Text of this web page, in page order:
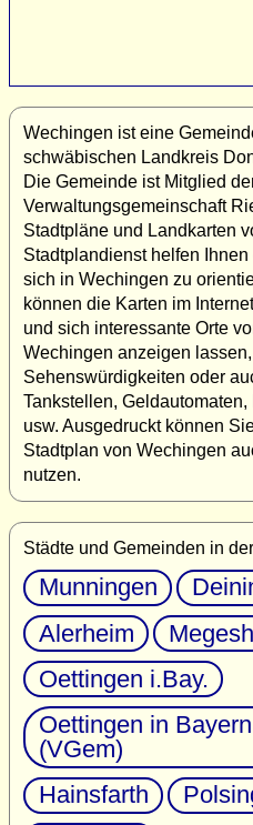
Wechingen ist eine
schwäbischen Landkreis
Die Gemeinde ist Mitglied
Verwaltungsgemeinschaft
Stadtpläne und Landkarten
Stadtplandienst helfen Ihnen
sich in Wechingen zu
können die Karten im
und sich interessante Orte
Wechingen anzeigen
Sehenswürdigkeiten oder
Tankstellen, Geldautomaten,
usw. Ausgedruckt können
Stadtplan von Wechingen
nutzen.
Städte und Gemeinden in
Munningen
Alerheim
Oettingen i.Bay.
Oettingen in Bayern
(VGem)
Hainsfarth